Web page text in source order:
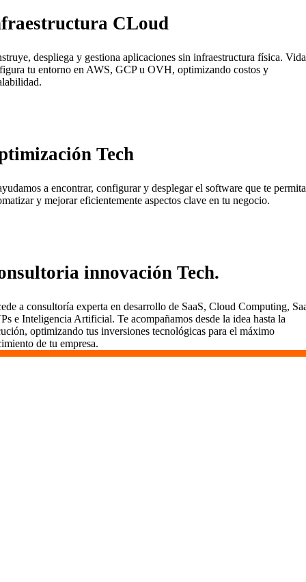
CLoud
despliega y gestiona aplicaciones sin infraestructura física.
tu entorno en AWS, GCP u OVH, optimizando costos y
Tech
a encontrar, configurar y desplegar el software que te permita
y mejorar eficientemente aspectos clave en tu negocio.
innovación Tech.
a consultoría experta en desarrollo de SaaS, Cloud Computing,
e Inteligencia Artificial. Te acompañamos desde la idea hasta la
optimizando tus inversiones tecnológicas para el máximo
de tu empresa.